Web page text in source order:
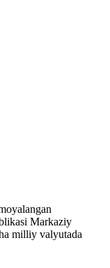
Markaziy
milliy valyutada